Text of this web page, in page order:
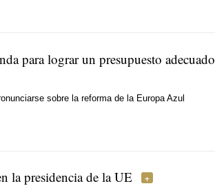
para lograr un presupuesto adecuado
sobre la reforma de la Europa Azul
la presidencia de la UE